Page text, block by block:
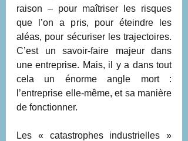
raison – pour maîtriser les risques
que l’on a pris, pour éteindre les
aléas, pour sécuriser les trajectoires.
C’est un savoir-faire majeur dans
une entreprise. Mais, il y a dans tout
cela un énorme angle mort :
l’entreprise elle-même, et sa manière
de fonctionner.
Les « catastrophes industrielles »